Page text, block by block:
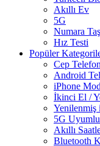
Akıllı Ev
5G
Numara
Hız Testi
Popüler
Cep
Android
iPhone
İkinci El /
Yenilenmiş
5G
Akıllı
Bluetooth